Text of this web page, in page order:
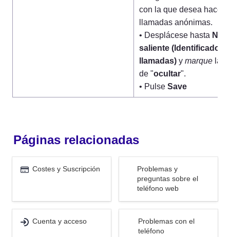
con la que desea hacer
llamadas anónimas.
• Desplácese hasta
saliente (Identificador
llamadas) y marque la
de "ocultar".
• Pulse Save
Páginas relacionadas
Costes y Suscripción
sobre el teléfono web
Problemas y
preguntas sobre el
teléfono web
Cuenta y acceso
Problemas con el
teléfono